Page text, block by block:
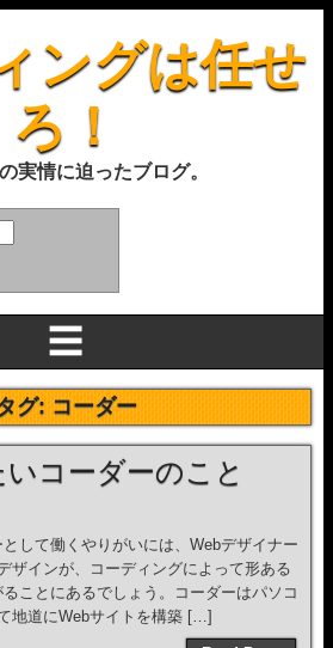
ングは任せ
ろ！
実情に迫ったブログ。
☰
グ:コーダー
コーダーのこと
して働くやりがいには、Webデザイナー
ザインが、コーディングによって形ある
ことにあるでしょう。コーダーはパソコ
地道にWebサイトを構築 […]